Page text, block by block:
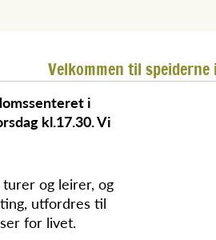
Velkommen til speiderne
i
kl.17.30. Vi
og leirer, og
utfordres til
for livet.